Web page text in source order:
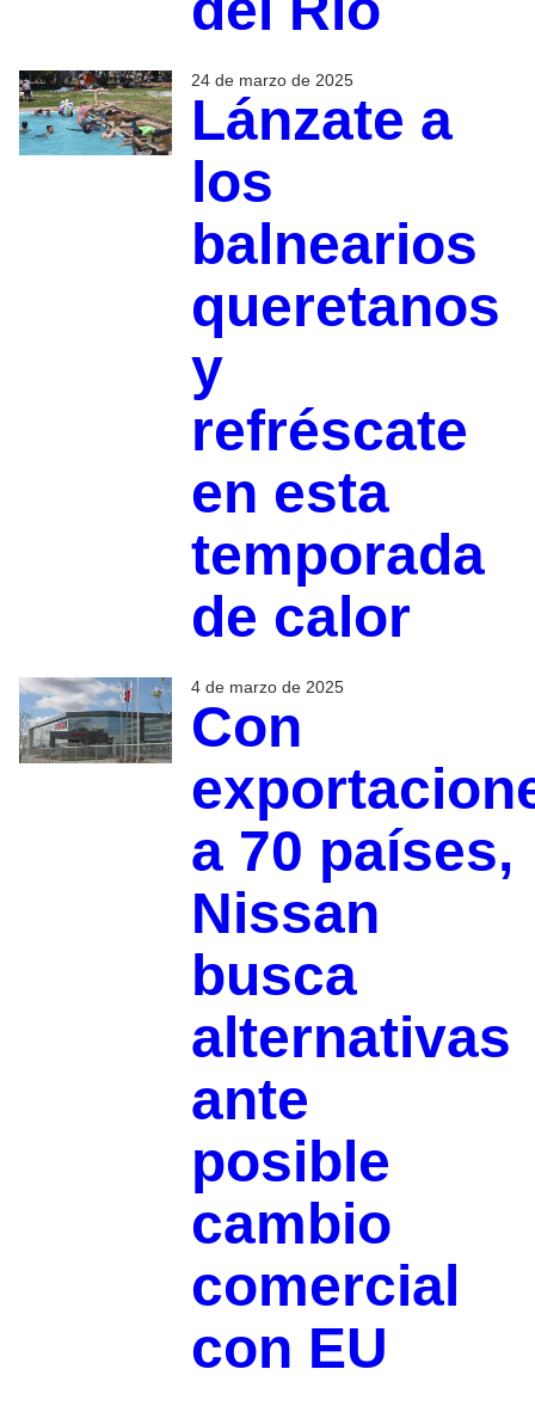
24 de marzo de 2025
Lánzate a
los
balnearios
queretanos
y
refréscate
en esta
temporada
de calor
4 de marzo de 2025
Con
a 70 países,
Nissan
busca
alternativas
ante
posible
cambio
comercial
con EU